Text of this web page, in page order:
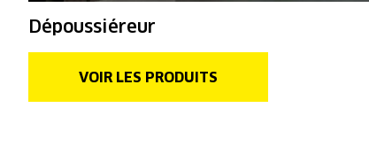
Dépoussiéreur
VOIR LES PRODUITS